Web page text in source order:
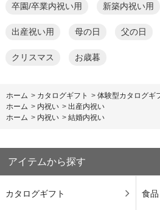
卒園/卒業内祝い用 新築内祝い用
出産祝い用 母の日 父の日
クリスマス お歳暮
ホーム > カタログギフト > 体験型カタログギ
ホーム > 内祝い > 出産内祝い
ホーム > 内祝い > 結婚内祝い
アイテムから探す
カタログギフト 食